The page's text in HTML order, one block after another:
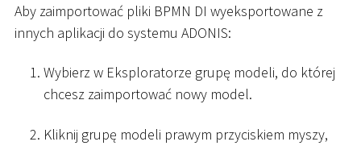
Aby zaimportować pliki BPMN DI wyeksportowane z
innych aplikacji do systemu ADONIS:
Wybierz w Eksploratorze grupę modeli, do której
chcesz zaimportować nowy model.
Kliknij grupę modeli prawym przyciskiem myszy,